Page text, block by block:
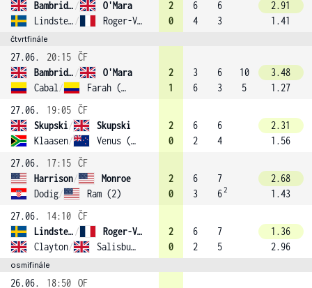
Bambridge /
O'Mara
Lindstedt / Roger-Vasselin
2
0
6
4
6
3
2.91
1.41
čtvrtfinále
27.06. 20:15 ČF
Bambridge /
O'Mara
Cabal / Farah (1)
2
1
3
6
6
3
10
5
3.48
1.27
27.06.
19:05 ČF
Skupski/
Skupski
Klaasen/ Venus (3)
2
0
6
2
6
4
2.31
1.56
27.06.
17:15 ČF
Harrison/
Monroe
Dodig/ Ram (2)
2
0
6
3
7
62
2.68
1.43
27.06.
14:10 ČF
Lindstedt /
Roger-Vasselin
Clayton/ Salisbury
2
0
6
2
7
5
1.36
2.96
osmifinále
26.06. 18:50 OF